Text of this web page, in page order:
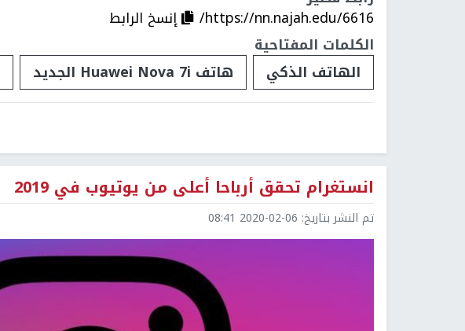
https://nn.najah.edu/6616/
إنسخ الرابط
الكلمات المفتاحية
الهاتف الذكي
هاتف Huawei Nova 7i الجديد
انستغرام تحقق أرباحا أعلى من يوتيوب في 2019
تم النشر بتاريخ: 2020-02-06 08:41